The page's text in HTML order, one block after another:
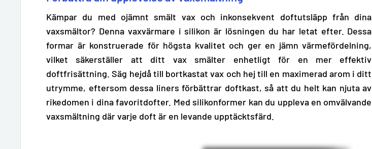
Kämpar du med ojämnt smält vax och inkonsekvent doftutsläpp från dina
vaxsmältor? Denna vaxvärmare i silikon är lösningen du har letat efter. Dessa
formar är konstruerade för högsta kvalitet och ger en jämn värmefördelning,
vilket säkerställer att ditt vax smälter enhetligt för en mer effektiv
doftfrisättning. Säg hejdå till bortkastat vax och hej till en maximerad arom i ditt
utrymme, eftersom dessa liners förbättrar doftkast, så att du helt kan njuta av
rikedomen i dina favoritdofter. Med silikonformer kan du uppleva en omvälvande
vaxsmältning där varje doft är en levande upptäcktsfärd.